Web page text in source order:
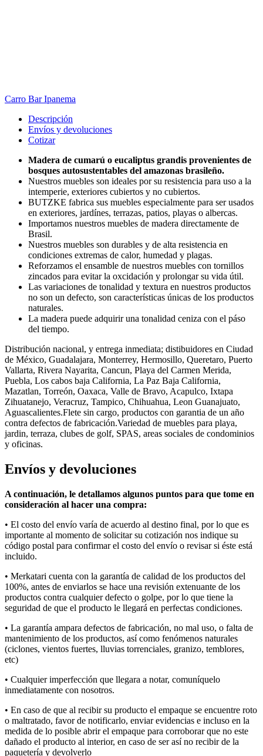
Carro Bar Ipanema
Descripción
Envíos y devoluciones
Cotizar
Madera de cumarú o eucaliptus grandis provenientes de
bosques autosustentables del amazonas brasileño.
Nuestros muebles son ideales por su resistencia para uso a la
intemperie, exteriores cubiertos y no cubiertos.
BUTZKE fabrica sus muebles especialmente para ser usados
en exteriores, jardínes, terrazas, patios, playas o albercas.
Importamos nuestros muebles de madera directamente de
Brasil.
Nuestros muebles son durables y de alta resistencia en
condiciones extremas de calor, humedad y plagas.
Reforzamos el ensamble de nuestros muebles con tornillos
zincados para evitar la oxcidación y prolongar su vida útil.
Las variaciones de tonalidad y textura en nuestros productos
no son un defecto, son características únicas de los productos
naturales.
La madera puede adquirir una tonalidad ceniza con el páso
del tiempo.
Distribución nacional, y entrega inmediata; distibuidores en Ciudad
de México, Guadalajara, Monterrey, Hermosillo, Queretaro, Puerto
Vallarta, Rivera Nayarita, Cancun, Playa del Carmen Merida,
Puebla, Los cabos baja California, La Paz Baja California,
Mazatlan, Torreón, Oaxaca, Valle de Bravo, Acapulco, Ixtapa
Zihuatanejo, Veracruz, Tampico, Chihuahua, Leon Guanajuato,
Aguascalientes.Flete sin cargo, productos con garantia de un año
contra defectos de fabricación.Variedad de muebles para playa,
jardin, terraza, clubes de golf, SPAS, areas sociales de condominios
y oficinas.
Envíos y devoluciones
A continuación, le detallamos algunos puntos para que tome en
consideración al hacer una compra:
• El costo del envío varía de acuerdo al destino final, por lo que es
importante al momento de solicitar su cotización nos indique su
código postal para confirmar el costo del envío o revisar si éste está
incluido.
• Merkatari cuenta con la garantía de calidad de los productos del
100%, antes de enviarlos se hace una revisión extenuante de los
productos contra cualquier defecto o golpe, por lo que tiene la
seguridad de que el producto le llegará en perfectas condiciones.
• La garantía ampara defectos de fabricación, no mal uso, o falta de
mantenimiento de los productos, así como fenómenos naturales
(ciclones, vientos fuertes, lluvias torrenciales, granizo, temblores,
etc)
• Cualquier imperfección que llegara a notar, comuníquelo
inmediatamente con nosotros.
• En caso de que al recibir su producto el empaque se encuentre roto
o maltratado, favor de notificarlo, enviar evidencias e incluso en la
medida de lo posible abrir el empaque para corroborar que no este
dañado el producto al interior, en caso de ser así no recibir de la
paquetería y devolverlo